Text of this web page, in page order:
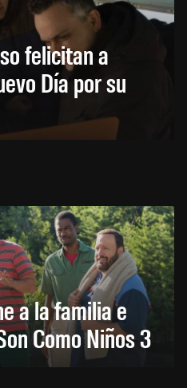
felicitan a
Día por su
a la familia e
Como Niños 3